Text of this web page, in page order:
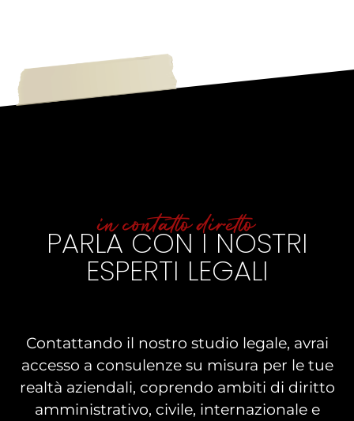
in contatto diretto
PARLA CON I NOSTRI
ESPERTI LEGALI
Contattando il nostro studio legale, avrai
accesso a consulenze su misura per le tue
realtà aziendali, coprendo ambiti di diritto
amministrativo, civile, internazionale e